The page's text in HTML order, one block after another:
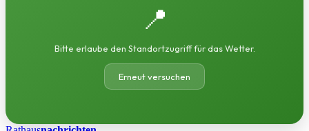
📍
Bitte erlaube den Standortzugriff für das Wetter.
Erneut versuchen